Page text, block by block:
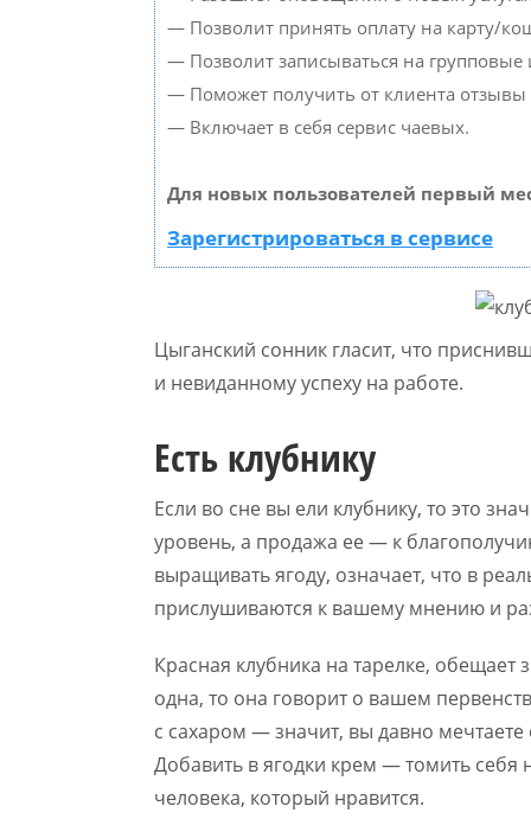
— Позволит принять оплату на карту/
— Позволит записываться на
— Поможет получить от клиента отзывы
— Включает в себя сервис чаевых.
Для новых пользователей первый
Зарегистрироваться в сервисе
Цыганский сонник гласит, что
и невиданному успеху на работе.
Есть клубнику
Если во сне вы ели клубнику, то это
уровень, а продажа ее — к
выращивать ягоду, означает, что в
прислушиваются к вашему мнению и
Красная клубника на тарелке,
одна, то она говорит о вашем
с сахаром — значит, вы давно
Добавить в ягодки крем — томить
человека, который нравится.